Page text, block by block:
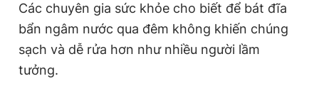
Theo dõi báo trên
Hotline
Các chuyên gia sức khỏe cho biết để bát đĩa
bẩn ngâm nước qua đêm không khiến chúng
sạch và dễ rửa hơn như nhiều người lầm
tưởng.